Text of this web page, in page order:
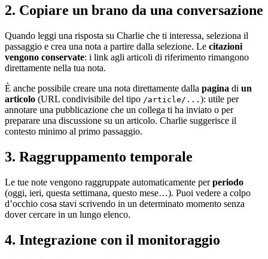
2. Copiare un brano da una conversazione
Quando leggi una risposta su Charlie che ti interessa, seleziona il
passaggio e crea una nota a partire dalla selezione. Le citazioni
vengono conservate: i link agli articoli di riferimento rimangono
direttamente nella tua nota.
È anche possibile creare una nota direttamente dalla pagina di un
articolo (URL condivisibile del tipo /article/... ): utile per
annotare una pubblicazione che un collega ti ha inviato o per
preparare una discussione su un articolo. Charlie suggerisce il
contesto minimo al primo passaggio.
3. Raggruppamento temporale
Le tue note vengono raggruppate automaticamente perperiodo
(oggi, ieri, questa settimana, questo mese…). Puoi vedere a colpo
d’occhio cosa stavi scrivendo in un determinato momento senza
dover cercare in un lungo elenco.
4. Integrazione con il monitoraggio